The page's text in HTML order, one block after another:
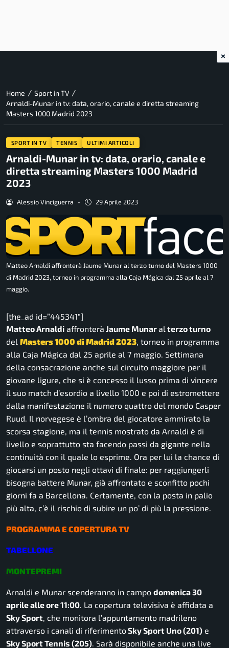
Home / Sport in TV /
Arnaldi-Munar in tv: data, orario, canale e diretta streaming
Masters 1000 Madrid 2023
SPORT IN TV TENNIS ULTIMI ARTICOLI
Arnaldi-Munar in tv: data, orario, canale e
diretta streaming Masters 1000 Madrid
2023
Alessio Vinciguerra - 29 Aprile 2023
Matteo Arnaldi affronterà Jaume Munar al terzo turno del Masters 1000
di Madrid 2023, torneo in programma alla Caja Mágica dal 25 aprile al 7
maggio.
[the_ad id=”445341″]
Matteo Arnaldi affronterà Jaume Munaral terzo turno
del Masters 1000 di Madrid 2023 , torneo in programma
alla Caja Mágica dal 25 aprile al 7 maggio. Settimana
della consacrazione anche sul circuito maggiore per il
giovane ligure, che si è concesso il lusso prima di vincere
il suo match d’esordio a livello 1000 e poi di estromettere
dalla manifestazione il numero quattro del mondo Casper
Ruud. Il norvegese è l’ombra del giocatore ammirato la
scorsa stagione, ma il tennis mostrato da Arnaldi è di
livello e soprattutto sta facendo passi da gigante nella
continuità con il quale lo esprime. Ora per lui la chance di
giocarsi un posto negli ottavi di finale: per raggiungerli
bisogna battere Munar, già affrontato e sconfitto pochi
giorni fa a Barcellona. Certamente, con la posta in palio
più alta, c’è il rischio di subire un po’ di più la pressione.
PROGRAMMA E COPERTURA TV
TABELLONE
MONTEPREMI
Arnaldi e Munar scenderanno in campo domenica 30
aprile alle ore 11:00 . La copertura televisiva è affidata a
Sky Sport , che monitora l’appuntamento madrileno
attraverso i canali di riferimentoSky Sport Uno (201) e
Sky Sport Tennis (205) . Sarà disponibile anche una live
×